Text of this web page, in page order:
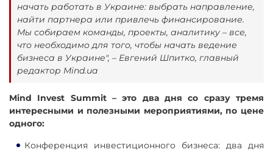
начать работать в Украине: выбрать направление,
найти партнера или привлечь финансирование.
Мы собираем команды, проекты, аналитику – все,
что необходимо для того, чтобы начать ведение
бизнеса в Украине", – Евгений Шпитко, главный
редактор Mind.ua
Mind Invest Summit – это два дня со сразу тремя
интересными и полезными мероприятиями, по цене
одного:
Конференция инвестиционного бизнеса: два дня